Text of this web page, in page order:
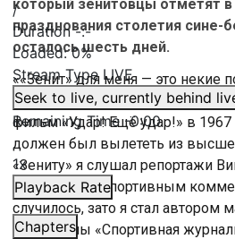
/
Duration-:-
Loaded:0%
Stream Type LIVE
Seek to live, currently behind
Remaining Time-0:00
1x
Playback Rate
Chapters
который зенитовцы отметят
празднования столетия сине-
осталось шесть дней.
««Зенит» для меня — это некие
судьбы, потому что благодаря
фильм «Удар! Ещё удар!» в 1967
должен был вылететь из
«Зениту» я слушал репортажи
мечтал стать спортивным
случилось, зато я стал автором
программы «Спортивная